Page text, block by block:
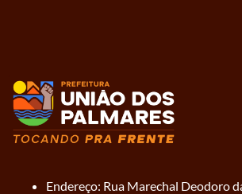
Endereço: Rua Marechal Deodoro